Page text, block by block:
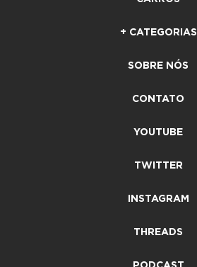
+ CATEGORIAS
SOBRE NÓS
CONTATO
YOUTUBE
TWITTER
INSTAGRAM
THREADS